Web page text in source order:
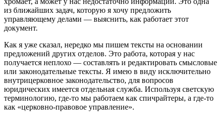
из ближайших задач, которую я хочу предложить
управляющему делами — выяснить, как работает этот
документ.
Как я уже сказал, нередко мы пишем тексты на основании
предложений других отделов. Это работа, которая у нас
получается неплохо — составлять и редактировать смысловые
или законодательные тексты. Я имею в виду исключительно
внутрицерковное законодательство, для вопросов
юридических имеется отдельная служба. Используя светскую
терминологию, где-то мы работаем как спичрайтеры, а где-то
как «церковно-правовое управление».